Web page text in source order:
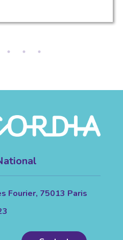
Fourier, 75013 Paris